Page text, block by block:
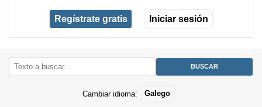
Regístrate gratis Iniciar sesión
Cambiar idioma: Galego